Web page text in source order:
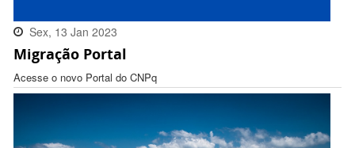
Sex, 13 Jan 2023
16:32:00 -0300
Migração Portal
Acesse o novo Portal do CNPq